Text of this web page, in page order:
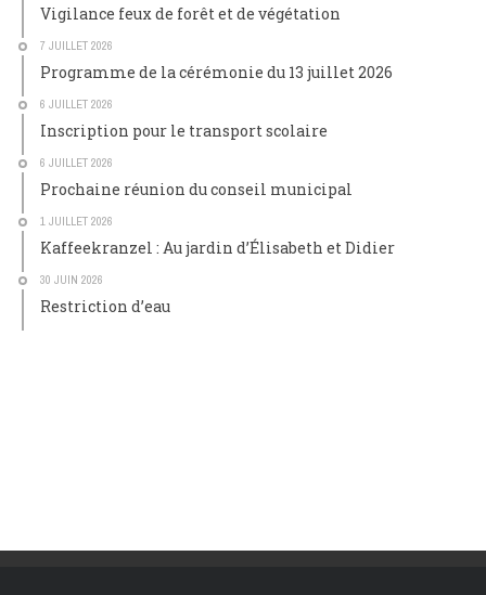
Vigilance feux de forêt et de végétation
7 JUILLET 2026
Programme de la cérémonie du 13 juillet 2026
6 JUILLET 2026
Inscription pour le transport scolaire
6 JUILLET 2026
Prochaine réunion du conseil municipal
1 JUILLET 2026
Kaffeekranzel : Au jardin d’Élisabeth et Didier
30 JUIN 2026
Restriction d’eau